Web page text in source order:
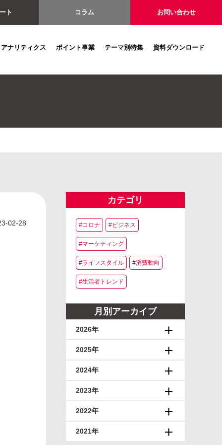
ト コラム お問い合わせ
アナリティクス ポイント事業 テーマ別特集 資料ダウンロード
02-28
カテゴリ
#コロナ #ビジネス
#マーケティング
#ライフスタイル #消費動向
#生活者トレンド
月別アーカイブ
2026年
2025年
2024年
2023年
2022年
2021年